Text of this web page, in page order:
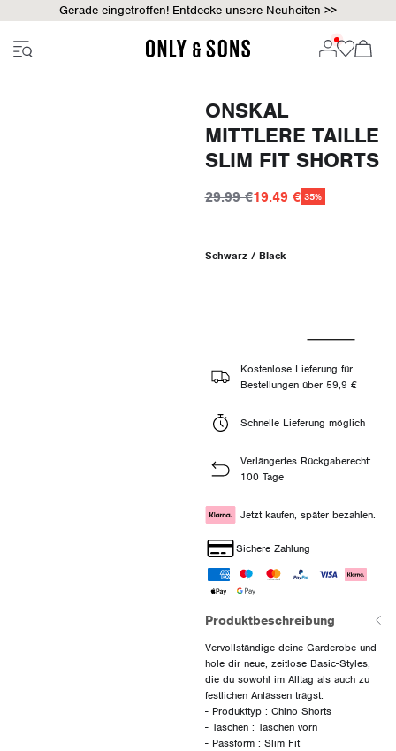
Gerade eingetroffen! Entdecke unsere Neuheiten >>
ONSKAL
MITTLERE TAILLE
SLIM FIT SHORTS
29.99 €19.49 € 35%
Schwarz / Black
Kostenlose Lieferung für
Bestellungen über 59,9 €
Schnelle Lieferung möglich
Verlängertes Rückgaberecht:
100 Tage
Jetzt kaufen, später bezahlen.
Sichere Zahlung
Produktbeschreibung
Vervollständige deine Garderobe und
hole dir neue, zeitlose Basic-Styles,
die du sowohl im Alltag als auch zu
festlichen Anlässen trägst.
- Produkttyp : Chino Shorts
- Taschen : Taschen vorn
- Passform : Slim Fit